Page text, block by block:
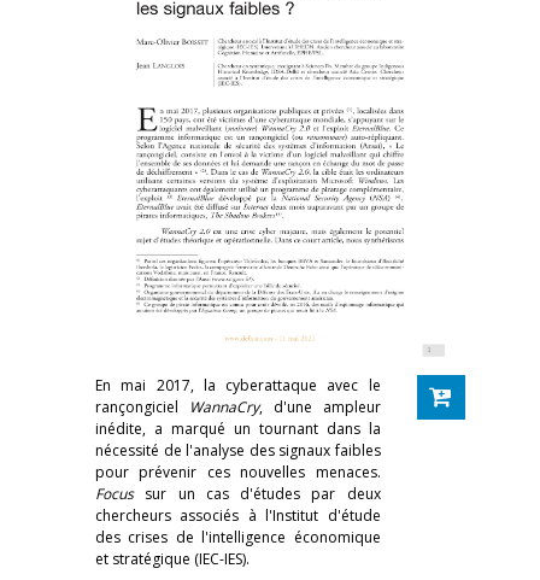
En mai 2017, la cyberattaque avec le
rançongiciel
WannaCry, d'une ampleur
inédite, a marqué un tournant dans la
nécessité de l'analyse des signaux faibles
pour prévenir ces nouvelles menaces.
Focussur un cas d'études par deux
chercheurs associés à l'Institut d'étude
des crises de l'intelligence économique
et stratégique (IEC-IES).